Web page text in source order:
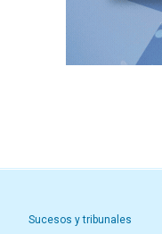
Sucesos y tribunales